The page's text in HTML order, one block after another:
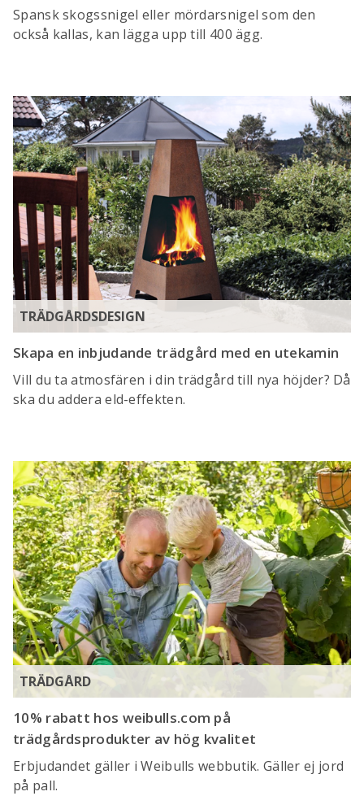
Spansk skogssnigel eller mördarsnigel som den
också kallas, kan lägga upp till 400 ägg.
TRÄDGÅRDSDESIGN
Skapa en inbjudande trädgård med en utekamin
Vill du ta atmosfären i din trädgård till nya höjder? Då
ska du addera eld-effekten.
TRÄDGÅRD
10% rabatt hos weibulls.com på
trädgårdsprodukter av hög kvalitet
Erbjudandet gäller i Weibulls webbutik. Gäller ej jord
på pall.